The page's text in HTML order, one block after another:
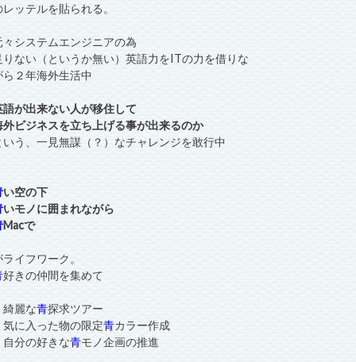
レッテルを貼られる。
々システムエンジニアの為
りない（というか無い）英語力をITの力を借りな
ら２年海外生活中
語が出来ない人が移住して
外ビジネスを立ち上げる事が出来るのか
いう、一見無謀（？）なチャレンジを敢行中
い空の下
いモノに囲まれながら
Macで
ライフワーク。
好きの仲間を集めて
綺麗な青探求ツアー
気に入った物の限定青カラー作成
自分の好きな青モノ企画の推進